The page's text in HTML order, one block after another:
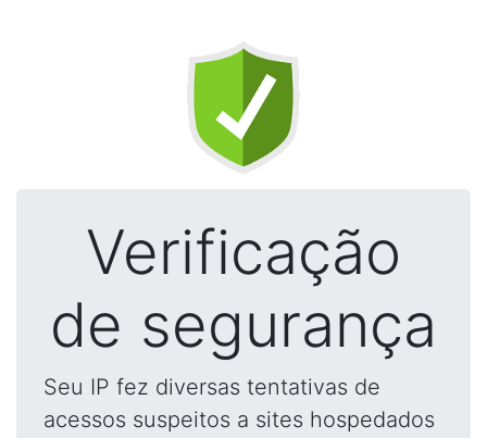
Verificação
de segurança
Seu IP fez diversas tentativas de
acessos suspeitos a sites hospedados